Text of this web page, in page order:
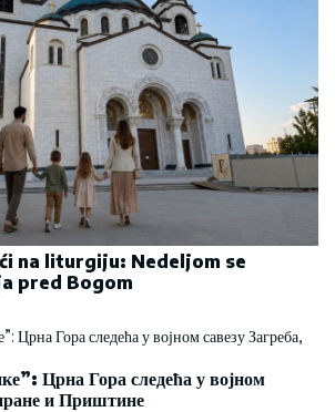
na liturgiju: Nedeljom se
pred Bogom
Црна Гора следећа у војном
и Приштине